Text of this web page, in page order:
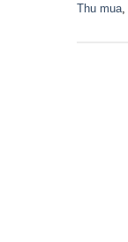
Thu mua